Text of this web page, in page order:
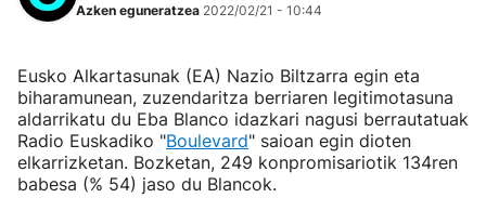
Azken eguneratzea 2022/02/21 - 10:44
Eusko Alkartasunak (EA) Nazio Biltzarra egin eta
biharamunean, zuzendaritza berriaren legitimotasuna
aldarrikatu du Eba Blanco idazkari nagusi berrautatuak
Radio Euskadiko "Boulevard" saioan egin dioten
elkarrizketan. Bozketan, 249 konpromisariotik 134ren
babesa (% 54) jaso du Blancok.